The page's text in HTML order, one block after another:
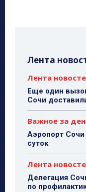
Лента
Лента
Еще один
Сочи
Важное за
Аэропорт Сочи
суток
Лента
Делегация
по